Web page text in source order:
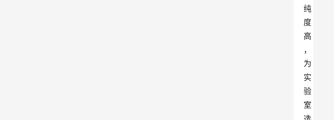
纯
度
高
，
为
实
验
室